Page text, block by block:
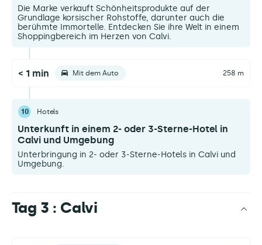
Die Marke verkauft Schönheitsprodukte auf der
Grundlage korsischer Rohstoffe, darunter auch die
berühmte Immortelle. Entdecken Sie ihre Welt in einem
Shoppingbereich im Herzen von Calvi.
< 1 min Mit dem Auto 258 m
10 Hotels
Unterkunft in einem 2- oder 3-Sterne-Hotel in
Calvi und Umgebung
Unterbringung in 2- oder 3-Sterne-Hotels in Calvi und
Umgebung.
Tag 3 : Calvi